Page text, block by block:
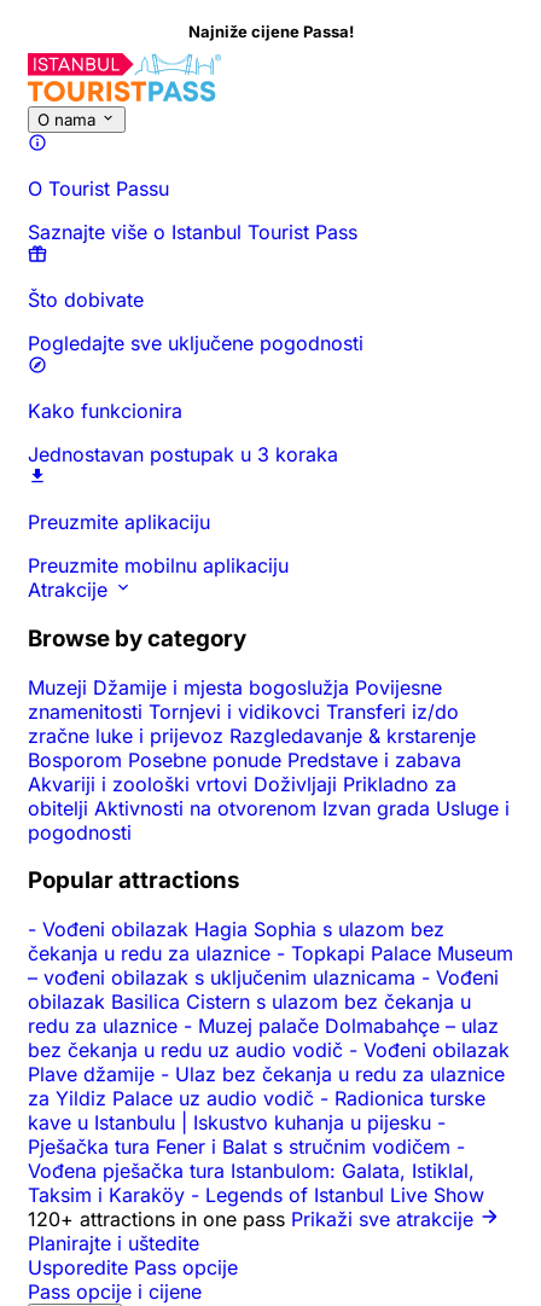
Najniže cijene Passa!
O nama
O Tourist Passu
Saznajte više o Istanbul Tourist Pass
Što dobivate
Pogledajte sve uključene pogodnosti
Kako funkcionira
Jednostavan postupak u 3 koraka
Preuzmite aplikaciju
Preuzmite mobilnu aplikaciju
Atrakcije
Browse by category
Muzeji Džamije i mjesta bogoslužja Povijesne
znamenitosti Tornjevi i vidikovci Transferi iz/do
zračne luke i prijevoz Razgledavanje & krstarenje
Bosporom Posebne ponude Predstave i zabava
Akvariji i zoološki vrtovi Doživljaji Prikladno za
obitelji Aktivnosti na otvorenom Izvan grada Usluge i
pogodnosti
Popular attractions
- Vođeni obilazak Hagia Sophia s ulazom bez
čekanja u redu za ulaznice - Topkapi Palace Museum
– vođeni obilazak s uključenim ulaznicama - Vođeni
obilazak Basilica Cistern s ulazom bez čekanja u
redu za ulaznice - Muzej palače Dolmabahçe – ulaz
bez čekanja u redu uz audio vodič - Vođeni obilazak
Plave džamije - Ulaz bez čekanja u redu za ulaznice
za Yildiz Palace uz audio vodič - Radionica turske
kave u Istanbulu | Iskustvo kuhanja u pijesku -
Pješačka tura Fener i Balat s stručnim vodičem -
Vođena pješačka tura Istanbulom: Galata, Istiklal,
Taksim i Karaköy - Legends of Istanbul Live Show
120+ attractions in one pass Prikaži sve atrakcije
Planirajte i uštedite
Usporedite Pass opcije
Pass opcije i cijene
Pregled Vrijeme i trajanje